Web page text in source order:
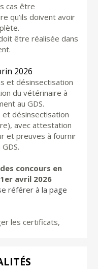
cas être
qu’ils doivent avoir
être réalisée dans
2026
et désinsectisation
du vétérinaire à
au GDS.
et désinsectisation
avec attestation
et preuves à fournir
concours en
avril 2026
référer à la page
les certificats,